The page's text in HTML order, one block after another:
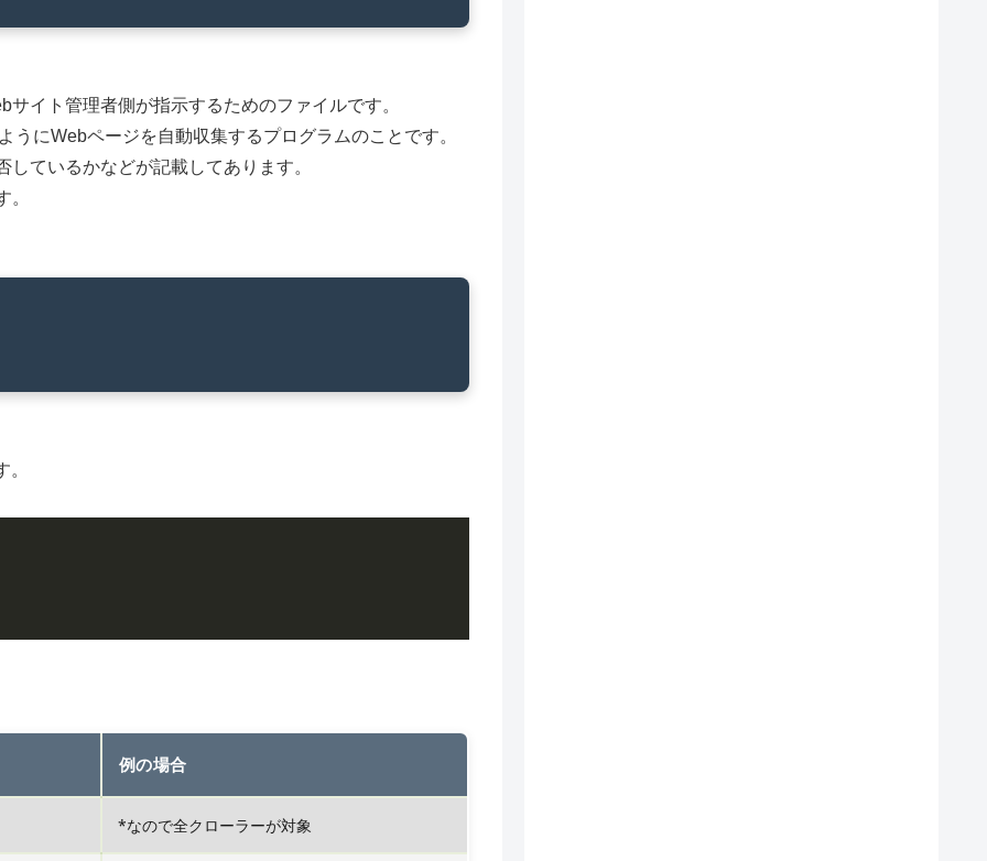
イト管理者側が指示するためのファイルです。
にWebページを自動収集するプログラムのことです。
ているかなどが記載してあります。
。
例の場合
*なので全クローラーが対象